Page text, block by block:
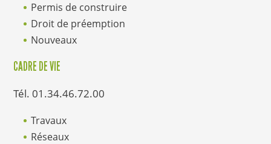
Permis de construire
Droit de préemption
Nouveaux
CADRE DE VIE
Tél. 01.34.46.72.00
Travaux
Réseaux